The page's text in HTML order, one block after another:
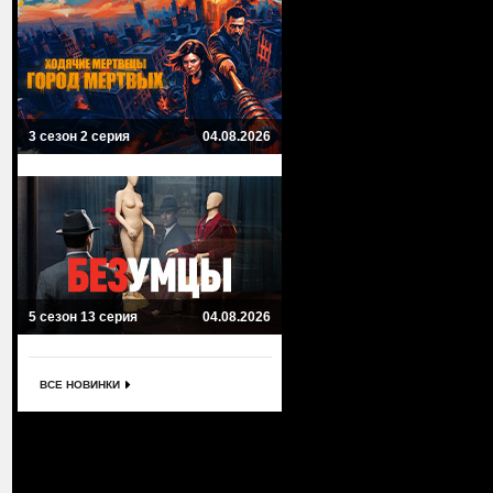
3 сезон 2 серия 04.08.2026
5 сезон 13 серия 04.08.2026
ВСЕ НОВИНКИ